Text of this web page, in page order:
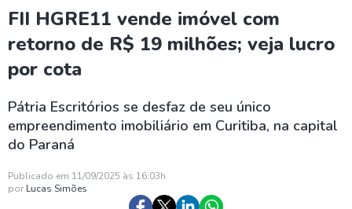
FII HGRE11 vende imóvel com
retorno de R$ 19 milhões; veja lucro
por cota
Pátria Escritórios se desfaz de seu único
empreendimento imobiliário em Curitiba, na capital
do Paraná
Publicado em 11/09/2025 às 16:03h
por Lucas Simões